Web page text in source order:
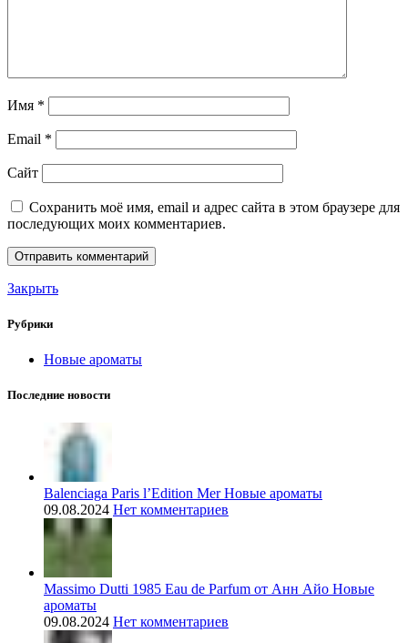
Имя *
Email *
Сайт
Сохранить моё имя, email и адрес сайта в этом браузере для
последующих моих комментариев.
Закрыть
Рубрики
Новые ароматы
Последние новости
Balenciaga Paris l’Edition Mer Новые ароматы
09.08.2024 Нет комментариев
Massimo Dutti 1985 Eau de Parfum от Анн Айо Новые
ароматы
09.08.2024 Нет комментариев